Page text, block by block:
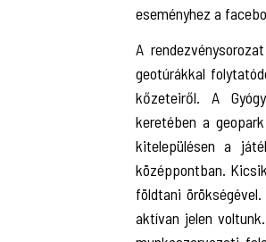
eseményhez a
A
geotúrákkal
kőzeteiről. A
keretében a
kitelepülésen a
középpontban.
földtani
aktívan jelen